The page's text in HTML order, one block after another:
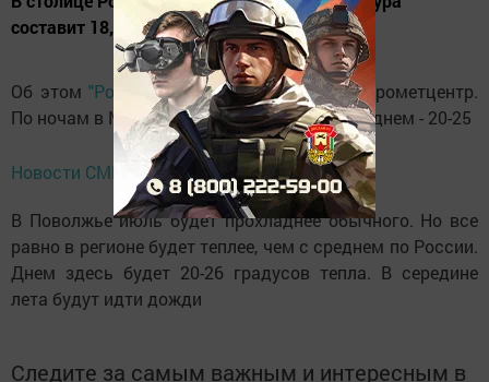
составит 18,2 градуса.
Об этом "Российской газете"сообщил Гидрометцентр.
По ночам в Москве будет 11-16 градусов, а днем - 20-25
Новости СМИ2
В Поволжье июль будет прохладнее обычного. Но все
равно в регионе будет теплее, чем с среднем по России.
Днем здесь будет 20-26 градусов тепла. В середине
лета будут идти дожди
Следите за самым важным и интересным в